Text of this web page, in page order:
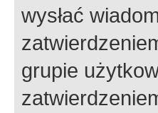
wysłać
grupie